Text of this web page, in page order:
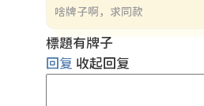
啥牌子啊，求同款
標題有牌子
回复 收起回复